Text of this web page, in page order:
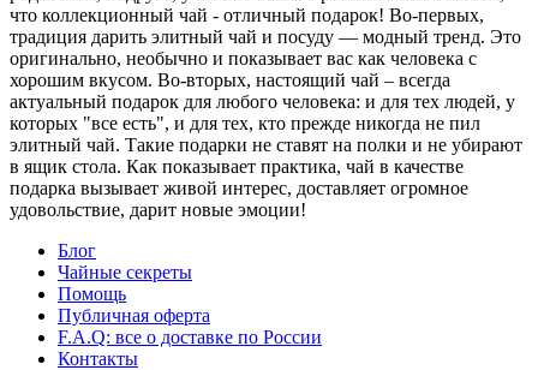
что коллекционный чай - отличный подарок! Во-первых,
традиция дарить элитный чай и посуду — модный тренд. Это
оригинально, необычно и показывает вас как человека с
хорошим вкусом. Во-вторых, настоящий чай – всегда
актуальный подарок для любого человека: и для тех людей, у
которых "все есть", и для тех, кто прежде никогда не пил
элитный чай. Такие подарки не ставят на полки и не убирают
в ящик стола. Как показывает практика, чай в качестве
подарка вызывает живой интерес, доставляет огромное
удовольствие, дарит новые эмоции!
Блог
Чайные секреты
Помощь
Публичная оферта
F.A.Q: все о доставке по России
Контакты